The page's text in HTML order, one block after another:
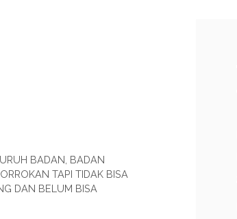
BADAN, BADAN
TAPI TIDAK BISA
DAN BELUM BISA